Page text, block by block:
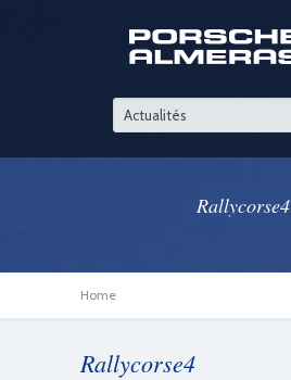
Rallycorse4
Home
Rallycorse4